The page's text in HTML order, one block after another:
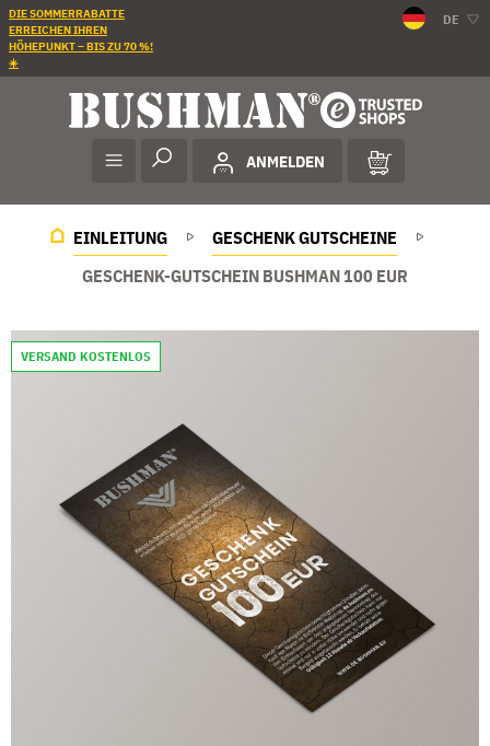
DIE SOMMERRABATTE
ERREICHEN IHREN
HÖHEPUNKT – BIS ZU 70 %!
☀️
DE
ANMELDEN
EINLEITUNG
GESCHENK GUTSCHEINE
GESCHENK-GUTSCHEIN BUSHMAN 100 EUR
VERSAND KOSTENLOS